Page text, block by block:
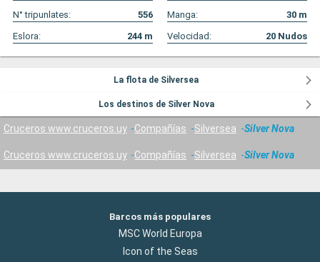
N° tripunlates:
556 Manga: 30 m
Eslora:
244 m Velocidad: 20 Nudos
La flota de Silversea
Los destinos de Silver Nova
Cruceros www.cruceros.uy Compañías Silversea Silver Nova
Cruceros www.cruceros.uy Compañías Silversea Silver Nova
Barcos más populares
MSC World Europa
Icon of the Seas